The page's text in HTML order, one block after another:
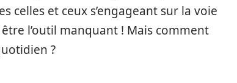
celles et ceux s’engageant sur la voie
l’outil manquant ! Mais comment
?